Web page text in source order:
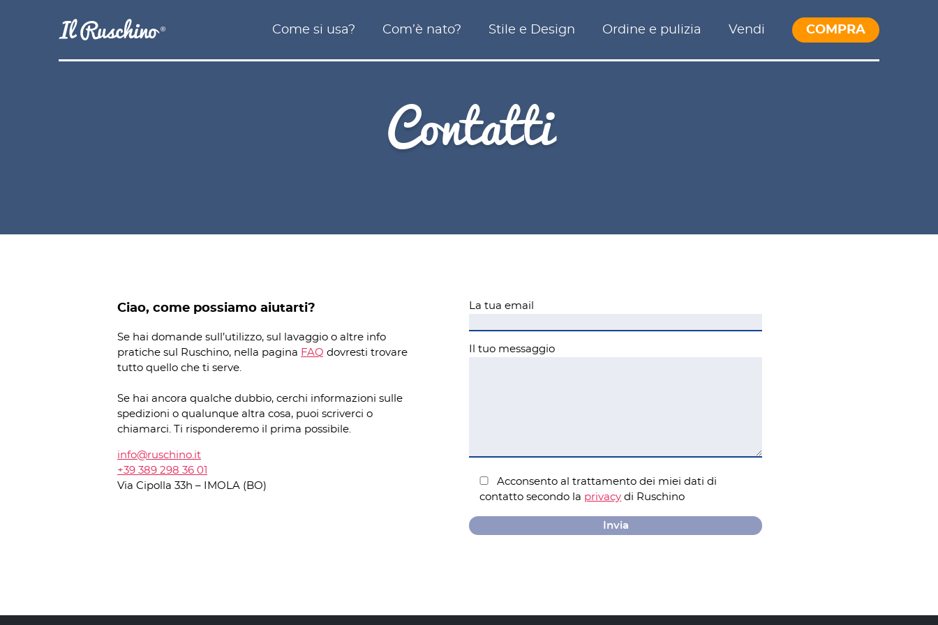
Come si usa? Com’è nato? Stile e Design Ordine e pulizia Vendi COMPRA
Contatti
Ciao, come possiamo aiutarti?
Se hai domande sull’utilizzo, sul lavaggio o altre info
pratiche sul Ruschino, nella pagina FAQ dovresti trovare
tutto quello che ti serve.
Se hai ancora qualche dubbio, cerchi informazioni sulle
spedizioni o qualunque altra cosa, puoi scriverci o
chiamarci. Ti risponderemo il prima possibile.
info@ruschino.it
+39 389 298 36 01
Via Cipolla 33h – IMOLA (BO)
La tua email
Il tuo messaggio
Acconsento al trattamento dei miei dati di
contatto secondo la privacy di Ruschino